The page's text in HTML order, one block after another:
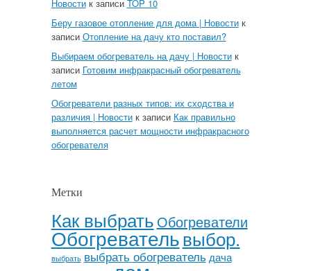
Новостик записи TOP 10
Беру газовое отопление для дома | Новостик
записи Отопление на дачу кто поставил?
Выбираем обогреватель на дачу | Новостик
записи Готовим инфракрасный обогреватель
летом
Обогреватели разных типов: их сходства и
различия | Новостик записи Как правильно
выполняется расчет мощности инфракрасного
обогревателя
Метки
Как выбрать Обогреватели
Обогревательвыбор.
выбрать выбрать обогреватель дача